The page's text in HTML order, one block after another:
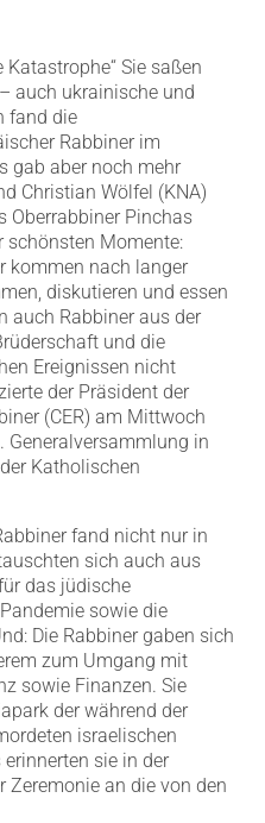
Katastrophe“ Sie saßen
auch ukrainische und
fand die
Rabbiner im
gab aber noch mehr
Christian Wölfel (KNA)
Oberrabbiner Pinchas
schönsten Momente:
kommen nach langer
diskutieren und essen
auch Rabbiner aus der
und die
Ereignissen nicht
der Präsident der
(CER) am Mittwoch
Generalversammlung in
Katholischen
fand nicht nur in
sich auch aus
das jüdische
sowie die
Die Rabbiner gaben sich
zum Umgang mit
sowie Finanzen. Sie
der während der
israelischen
sie in der
Zeremonie an die von den